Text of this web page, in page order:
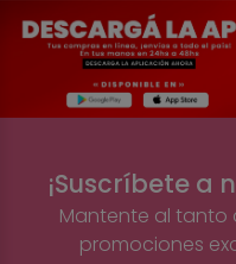
¡Suscríbete a
Mantente al tanto
promociones